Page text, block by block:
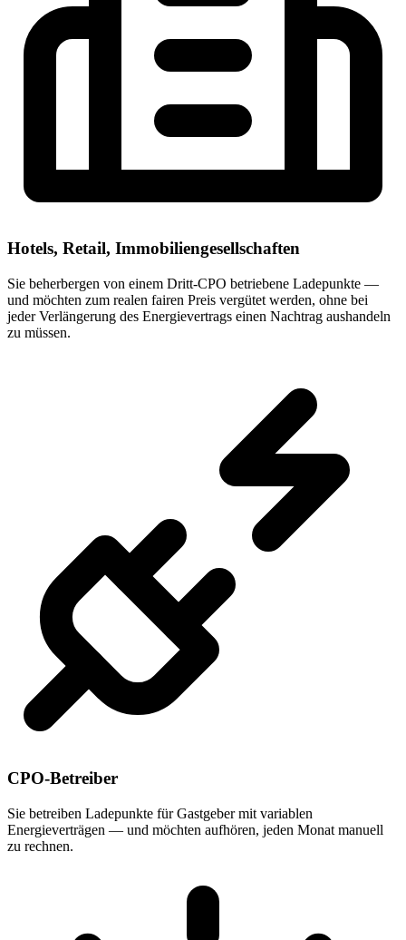
Hotels, Retail, Immobiliengesellschaften
Sie beherbergen von einem Dritt-CPO betriebene Ladepunkte —
und möchten zum realen fairen Preis vergütet werden, ohne bei
jeder Verlängerung des Energievertrags einen Nachtrag aushandeln
zu müssen.
CPO-Betreiber
Sie betreiben Ladepunkte für Gastgeber mit variablen
Energieverträgen — und möchten aufhören, jeden Monat manuell
zu rechnen.